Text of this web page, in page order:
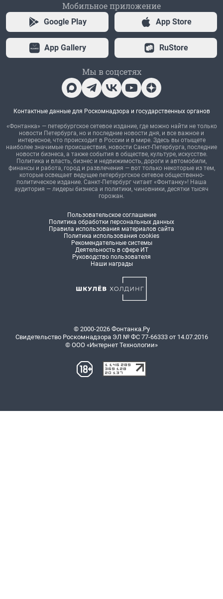
Мобильное приложение
Google Play App Store
App Gallery RuStore
Мы в соцсетях
Контактные данные для Роскомнадзора и государственных органов
«Фонтанка» — петербургское сетевое издание, где можно найти не только
новости Петербурга, но и последние новости дня, и все важное и
интересное, что происходит в России и в мире. Здесь вы отыщете
наиболее значимые происшествия, новости Санкт-Петербурга, последние
новости бизнеса, а также события в обществе, культуре, искусстве.
Политика и власть, бизнес и недвижимость, дороги и автомобили,
финансы и работа, город и развлечения — вот только некоторые из тем,
которые освещает ведущее петербургское сетевое общественно-
политическое издание. Санкт-Петербург читает «Фонтанку»! Наша
аудитория — лидеры бизнеса и политики, чиновники, десятки тысяч
горожан.
Пользовательское соглашение
Политика обработки персональных данных
Правила использования материалов сайта
Политика использования cookies
Рекомендательные системы
Деятельность в сфере ИТ
Руководство пользователя
Наши награды
© 2000-2026 Фонтанка.Ру
Свидетельство Роскомнадзора ЭЛ № ФС 77-66333 от 14.07.2016
© ООО «Интернет Технологии»